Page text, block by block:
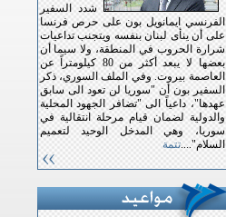
شدد السفير
الفرنسي ايمانويل بون على حرص فرنسا
على أن ينأى لبنان بنفسه ويتجنب تداعيات
شرارة الحروب في المنطقة، ولا سيما أن
بعضها لا يبعد أكثر من 80 كيلومتراً عن
العاصمة بيروت. وفي الملف السوري، ذكر
السفير بون أن "سوريا لن تعود الى سابق
عهدها"، داعياً الى "تضافر الجهود المحلية
والدولية لضمان قيام مرحلة انتقالية في
سوريا، وهي المدخل الوحيد لتعميم
السلام"....تتمة